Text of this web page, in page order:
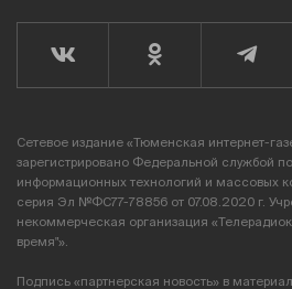
Сетевое издание «Тюменская интернет-
зарегистрировано Федеральной службой по
информационных технологий и массовых
серия Эл №ФС77-78856 от 07.08.2020 г.
некоммерческая организация
время"».
Подпись «партнерская новость» в